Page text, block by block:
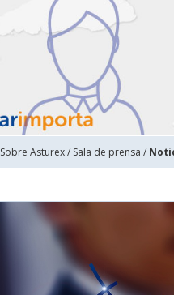
Sobre Asturex/ Sala de prensa /